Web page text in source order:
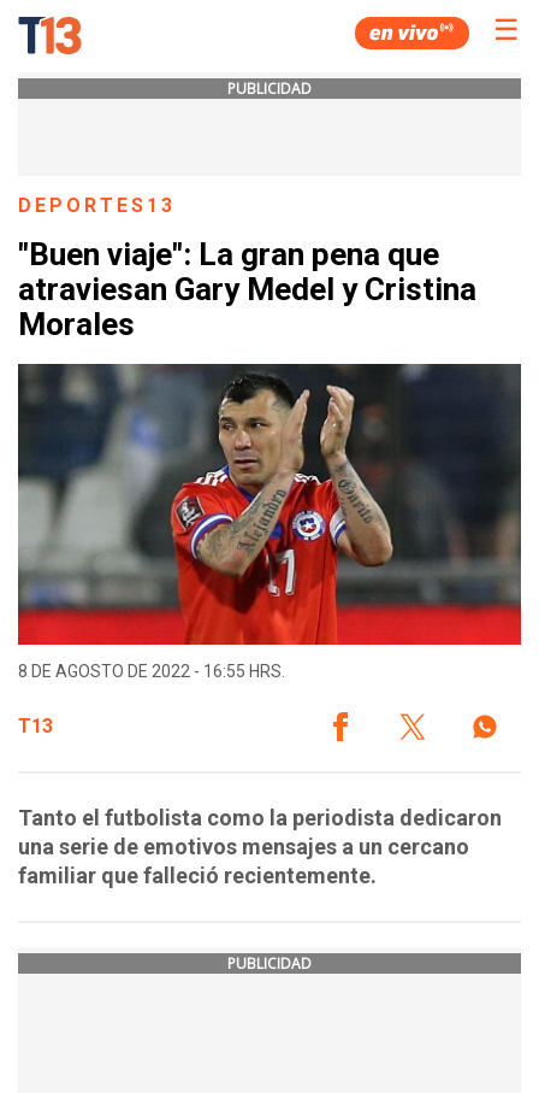
☰
PUBLICIDAD
DEPORTES13
"Buen viaje": La gran pena que
atraviesan Gary Medel y Cristina
Morales
8 DE AGOSTO DE 2022 - 16:55 HRS.
T13
Tanto el futbolista como la periodista dedicaron
una serie de emotivos mensajes a un cercano
familiar que falleció recientemente.
PUBLICIDAD